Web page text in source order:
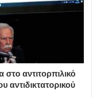
για την ομαλή
σε συνεργασία με
επιτροπή Φεστιβάλ.
του
προς την
που θα
αντιτορπιλικό
αντιδικτατορικού